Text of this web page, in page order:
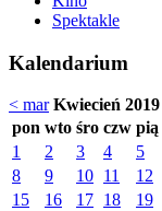
Spektakle
Kalendarium
< mar Kwiecień 2019
pon wto śro czw pią
1
2 3 4 5
8
9 10 11 12
15
16 17 18 19